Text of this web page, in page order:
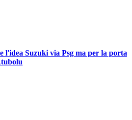
l'idea Suzuki via Psg ma per la porta